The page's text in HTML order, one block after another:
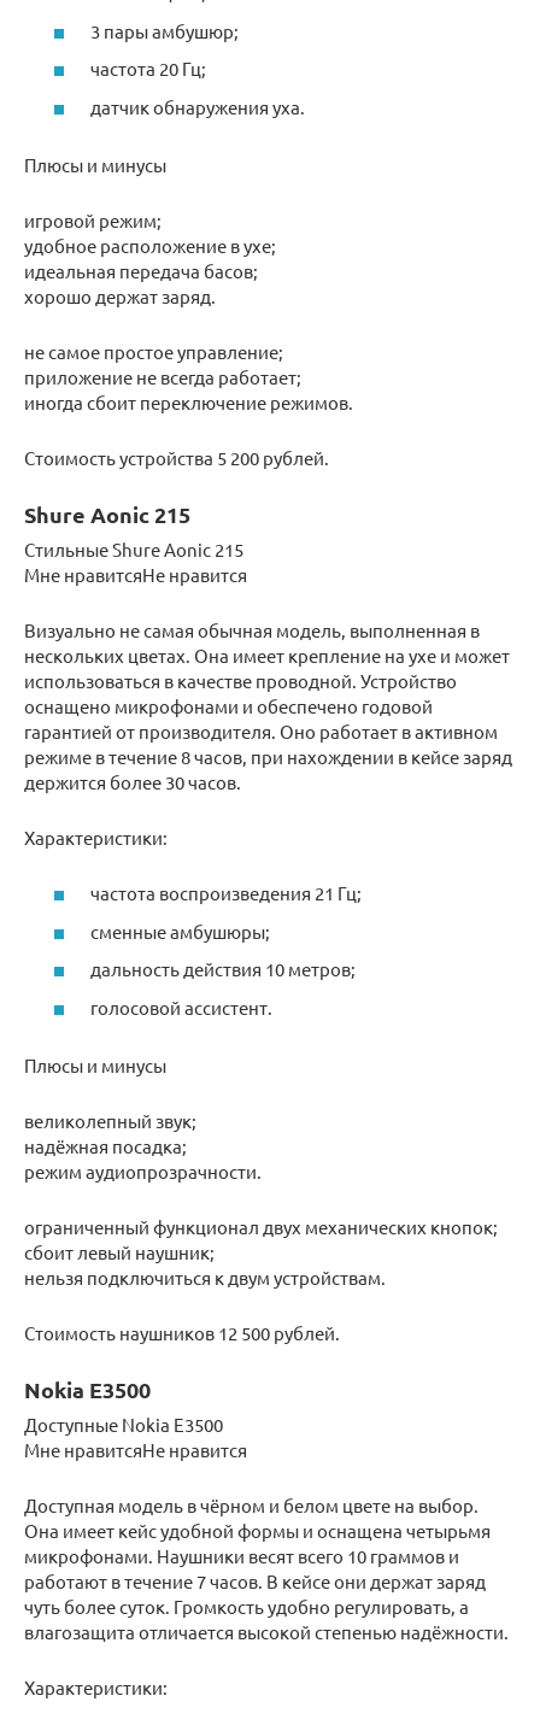
3 пары амбушюр;
частота 20 Гц;
датчик обнаружения уха.
Плюсы и минусы
игровой режим;
удобное расположение в ухе;
идеальная передача басов;
хорошо держат заряд.
не самое простое управление;
приложение не всегда работает;
иногда сбоит переключение режимов.
Стоимость устройства 5 200 рублей.
Shure Aonic 215
Стильные Shure Aonic 215
Мне нравитсяНе нравится
Визуально не самая обычная модель, выполненная в
нескольких цветах. Она имеет крепление на ухе и может
использоваться в качестве проводной. Устройство
оснащено микрофонами и обеспечено годовой
гарантией от производителя. Оно работает в активном
режиме в течение 8 часов, при нахождении в кейсе заряд
держится более 30 часов.
Характеристики:
частота воспроизведения 21 Гц;
сменные амбушюры;
дальность действия 10 метров;
голосовой ассистент.
Плюсы и минусы
великолепный звук;
надёжная посадка;
режим аудиопрозрачности.
ограниченный функционал двух механических кнопок;
сбоит левый наушник;
нельзя подключиться к двум устройствам.
Стоимость наушников 12 500 рублей.
Nokia E3500
Доступные Nokia E3500
Мне нравитсяНе нравится
Доступная модель в чёрном и белом цвете на выбор.
Она имеет кейс удобной формы и оснащена четырьмя
микрофонами. Наушники весят всего 10 граммов и
работают в течение 7 часов. В кейсе они держат заряд
чуть более суток. Громкость удобно регулировать, а
влагозащита отличается высокой степенью надёжности.
Характеристики: